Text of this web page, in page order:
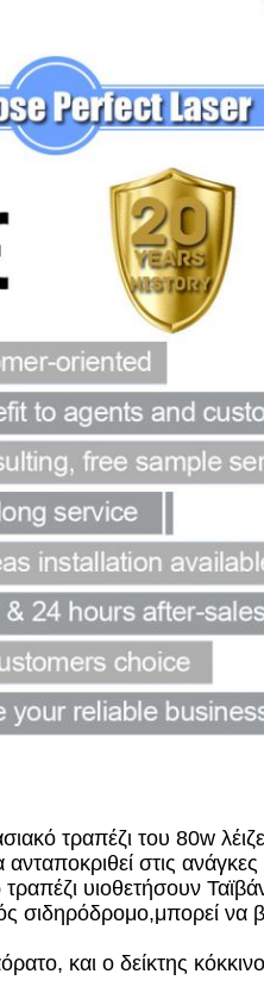
τραπέζι του 80w
στις
υιοθετήσουν
να
και ο δείκτης